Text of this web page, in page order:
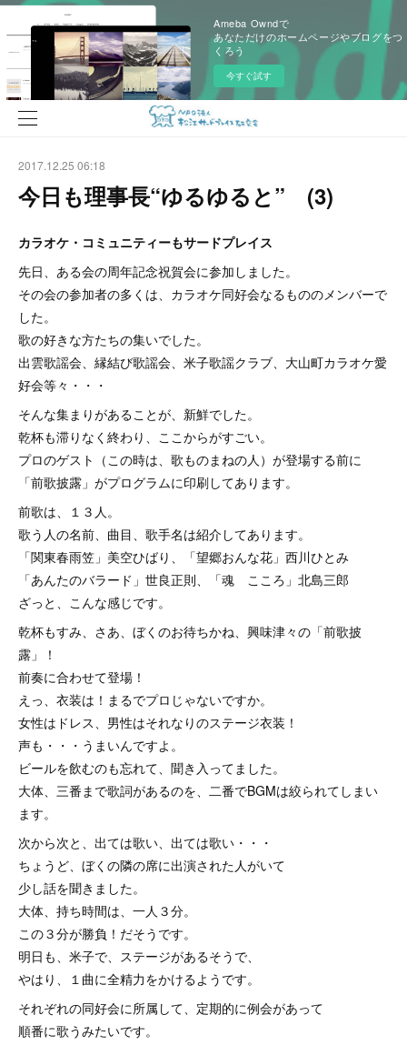
Ameba Owndで
あなただけのホームページやブログをつ
くろう
今すぐ試す
2017.12.25 06:18
今日も理事長“ゆるゆると” (3)
カラオケ・コミュニティーもサードプレイス
先日、ある会の周年記念祝賀会に参加しました。
その会の参加者の多くは、カラオケ同好会なるもののメンバーで
した。
歌の好きな方たちの集いでした。
出雲歌謡会、縁結び歌謡会、米子歌謡クラブ、大山町カラオケ愛
好会等々・・・
そんな集まりがあることが、新鮮でした。
乾杯も滞りなく終わり、ここからがすごい。
プロのゲスト（この時は、歌ものまねの人）が登場する前に
「前歌披露」がプログラムに印刷してあります。
前歌は、１３人。
歌う人の名前、曲目、歌手名は紹介してあります。
「関東春雨笠」美空ひばり、「望郷おんな花」西川ひとみ
「あんたのバラード」世良正則、「魂 こころ」北島三郎
ざっと、こんな感じです。
乾杯もすみ、さあ、ぼくのお待ちかね、興味津々の「前歌披
露」！
前奏に合わせて登場！
えっ、衣装は！まるでプロじゃないですか。
女性はドレス、男性はそれなりのステージ衣装！
声も・・・うまいんですよ。
ビールを飲むのも忘れて、聞き入ってました。
大体、三番まで歌詞があるのを、二番でBGMは絞られてしまい
ます。
次から次と、出ては歌い、出ては歌い・・・
ちょうど、ぼくの隣の席に出演された人がいて
少し話を聞きました。
大体、持ち時間は、一人３分。
この３分が勝負！だそうです。
明日も、米子で、ステージがあるそうで、
やはり、１曲に全精力をかけるようです。
それぞれの同好会に所属して、定期的に例会があって
順番に歌うみたいです。